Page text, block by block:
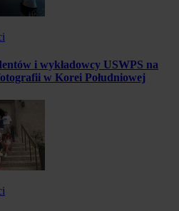
i wykładowcy USWPS na
w Korei Południowej